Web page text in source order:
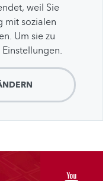
weil Sie
mit sozialen
Um sie zu